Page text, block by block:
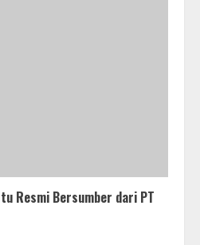
Resmi Bersumber dari PT